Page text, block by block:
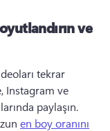
ve
tekrar
Instagram ve
en boy oranını